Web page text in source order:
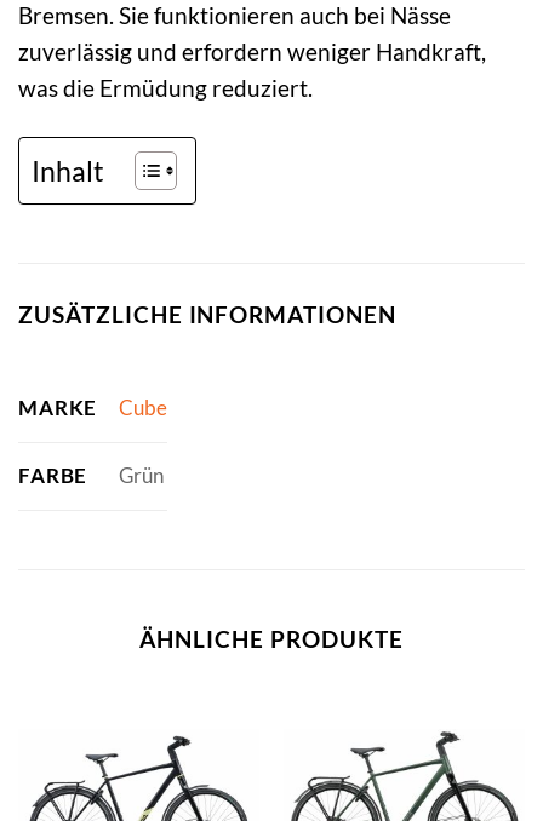
Bremsen. Sie funktionieren auch bei Nässe
zuverlässig und erfordern weniger Handkraft,
was die Ermüdung reduziert.
Inhalt
ZUSÄTZLICHE INFORMATIONEN
MARKE Cube
FARBE Grün
ÄHNLICHE PRODUKTE